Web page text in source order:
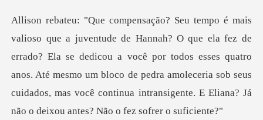
rado? Ela se dedicou a você por todos esses quatro
anos. Até mesmo um bloco de pedra amoleceria sob seus
c